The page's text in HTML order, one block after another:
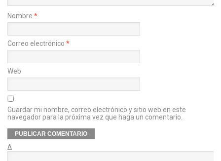
Nombre *
Correo electrónico *
Web
Guardar mi nombre, correo electrónico y sitio web en este
navegador para la próxima vez que haga un comentario.
Δ